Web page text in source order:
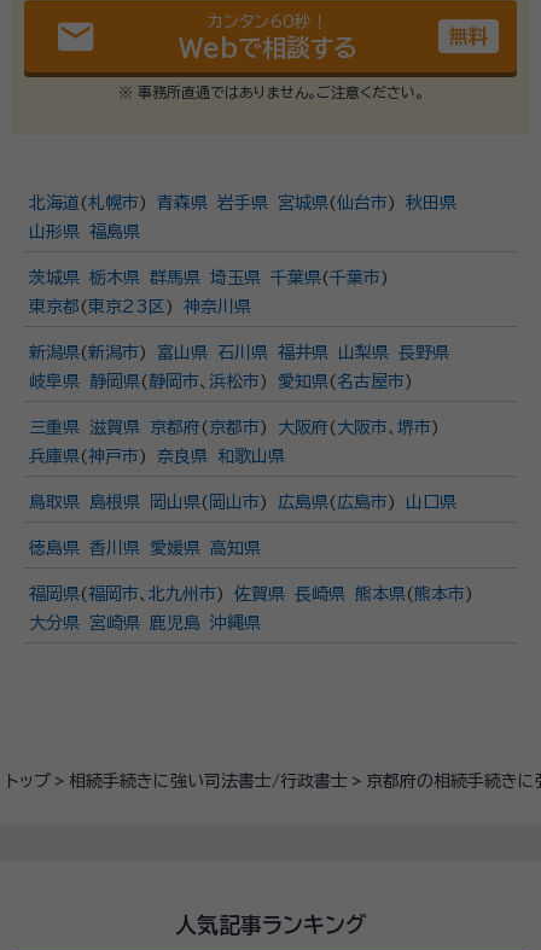
トップ 相続手続きに強い司法書士/行政書士 京都府の相続手続き
email カンタン60秒！
Webで相談する 無料
※ 事務所直通ではありません。ご注意ください。
北海道 (札幌市) 青森県 岩手県 宮城県(仙台市)
秋田県
山形県 福島県
茨城県 栃木県 群馬県 埼玉県 千葉県(千葉市)
東京都 ( 東京23区 ) 神奈川県
新潟県(新潟市) 富山県 石川県 福井県 山梨県 長野県
岐阜県
静岡県( 静岡市、 浜松市) 愛知県( 名古屋市)
三重県 滋賀県 京都府( 京都市) 大阪府( 大阪市、 堺市)
兵庫県(神戸市) 奈良県 和歌山県
鳥取県 島根県 岡山県( 岡山市) 広島県( 広島市) 山口県
徳島県 香川県 愛媛県 高知県
福岡県(福岡市、 北九州市) 佐賀県 長崎県 熊本県(熊本市)
大分県
宮崎県 鹿児島 沖縄県
人気記事ランキング